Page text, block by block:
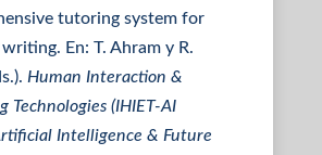
tutoring system for
En: T. Ahram y R.
Human Interaction &
Technologies (IHIET-AI
Intelligence & Future